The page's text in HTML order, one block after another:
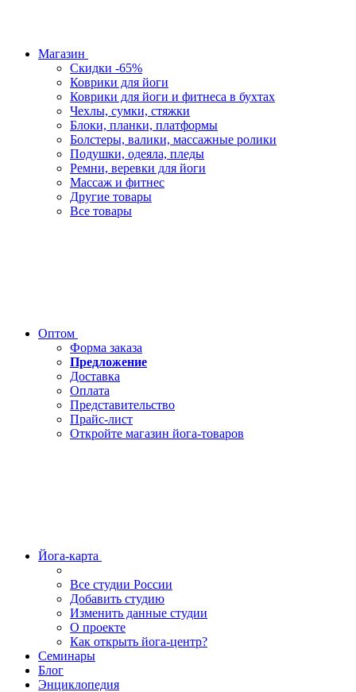
Магазин
Скидки -65%
Коврики для йоги
Коврики для йоги и фитнеса в бухтах
Чехлы, сумки, стяжки
Блоки, планки, платформы
Болстеры, валики, массажные ролики
Подушки, одеяла, пледы
Ремни, веревки для йоги
Массаж и фитнес
Другие товары
Все товары
Оптом
Форма заказа
Предложение
Доставка
Оплата
Представительство
Прайс-лист
Откройте магазин йога-товаров
Йога-карта
Все студии России
Добавить студию
Изменить данные студии
О проекте
Как открыть йога-центр?
Семинары
Блог
Энциклопедия